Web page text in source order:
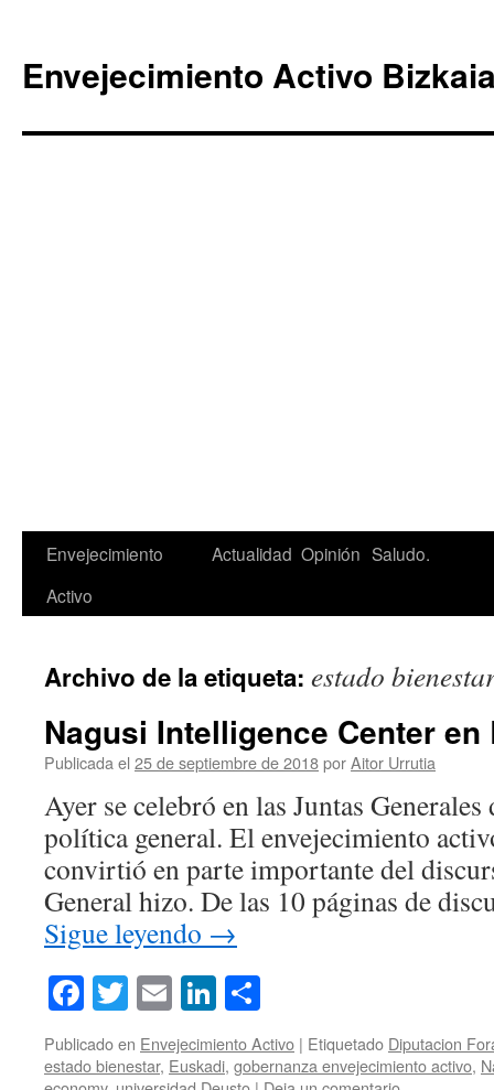
Envejecimiento Activo
Saltar
Envejecimiento
Activo
Actualidad Opinión Saludo.
Archivo de la etiqueta: estado
Nagusi Intelligence Center en
Publicada el 25 de septiembre de 2018porAitor Urrutia
Ayer se celebró en las Juntas
política general. El envejecimiento
convirtió en parte importante del
General hizo. De las 10 páginas de
Sigue leyendo →
Facebook
Twitter
EmailLinkedIn
Publicado en Envejecimiento Activo | Etiquetado Diputacion
estado bienestar, Euskadi, gobernanza envejecimiento activo,